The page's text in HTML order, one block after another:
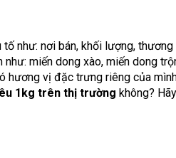
như: nơi bán, khối lượng,
miến dong xào, miến dong
hương vị đặc trưng riêng của
1kg trên thị trường không?